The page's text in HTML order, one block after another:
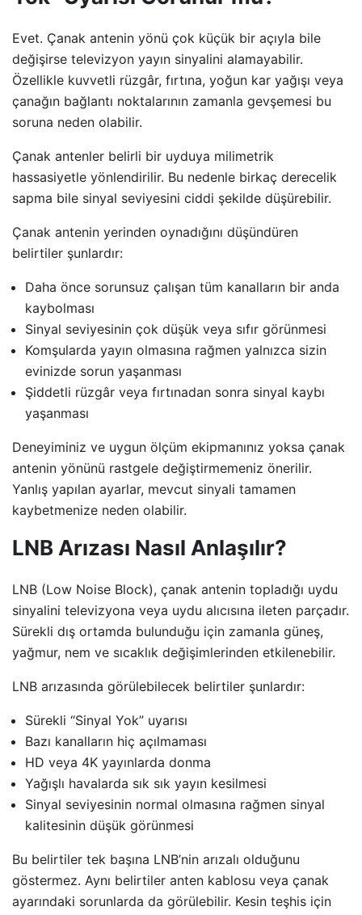
Evet. Çanak antenin yönü çok küçük bir açıyla bile
değişirse televizyon yayın sinyalini alamayabilir.
Özellikle kuvvetli rüzgâr, fırtına, yoğun kar yağışı veya
çanağın bağlantı noktalarının zamanla gevşemesi bu
soruna neden olabilir.
Çanak antenler belirli bir uyduya milimetrik
hassasiyetle yönlendirilir. Bu nedenle birkaç derecelik
sapma bile sinyal seviyesini ciddi şekilde düşürebilir.
Çanak antenin yerinden oynadığını düşündüren
belirtiler şunlardır:
Daha önce sorunsuz çalışan tüm kanalların bir anda
kaybolması
Sinyal seviyesinin çok düşük veya sıfır görünmesi
Komşularda yayın olmasına rağmen yalnızca sizin
evinizde sorun yaşanması
Şiddetli rüzgâr veya fırtınadan sonra sinyal kaybı
yaşanması
Deneyiminiz ve uygun ölçüm ekipmanınız yoksa çanak
antenin yönünü rastgele değiştirmemeniz önerilir.
Yanlış yapılan ayarlar, mevcut sinyali tamamen
kaybetmenize neden olabilir.
LNB Arızası Nasıl Anlaşılır?
LNB (Low Noise Block), çanak antenin topladığı uydu
sinyalini televizyona veya uydu alıcısına ileten parçadır.
Sürekli dış ortamda bulunduğu için zamanla güneş,
yağmur, nem ve sıcaklık değişimlerinden etkilenebilir.
LNB arızasında görülebilecek belirtiler şunlardır:
Sürekli “Sinyal Yok” uyarısı
Bazı kanalların hiç açılmaması
HD veya 4K yayınlarda donma
Yağışlı havalarda sık sık yayın kesilmesi
Sinyal seviyesinin normal olmasına rağmen sinyal
kalitesinin düşük görünmesi
Bu belirtiler tek başına LNB’nin arızalı olduğunu
göstermez. Aynı belirtiler anten kablosu veya çanak
ayarındaki sorunlarda da görülebilir. Kesin teşhis için